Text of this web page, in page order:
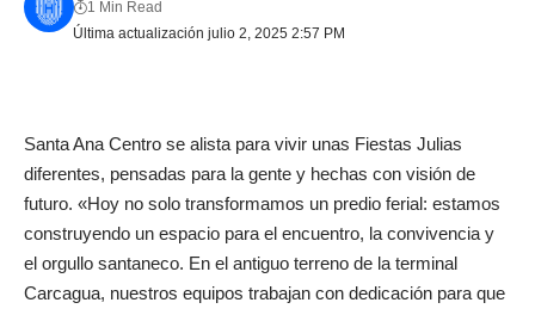
Última actualización julio 2, 2025 2:57 PM
1 Min Read
Santa Ana Centro se alista para vivir unas Fiestas Julias
diferentes, pensadas para la gente y hechas con visión de
futuro. «Hoy no solo transformamos un predio ferial: estamos
construyendo un espacio para el encuentro, la convivencia y
el orgullo santaneco. En el antiguo terreno de la terminal
Carcagua, nuestros equipos trabajan con dedicación para que